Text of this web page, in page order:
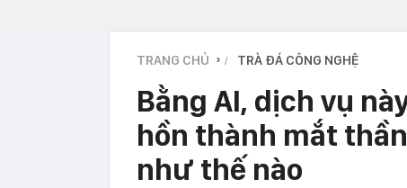
TRANG CHỦ › TRÀ ĐÁ CÔNG NGHỆ
Bằng AI, dịch vụ
hồn thành mắt
như thế nào